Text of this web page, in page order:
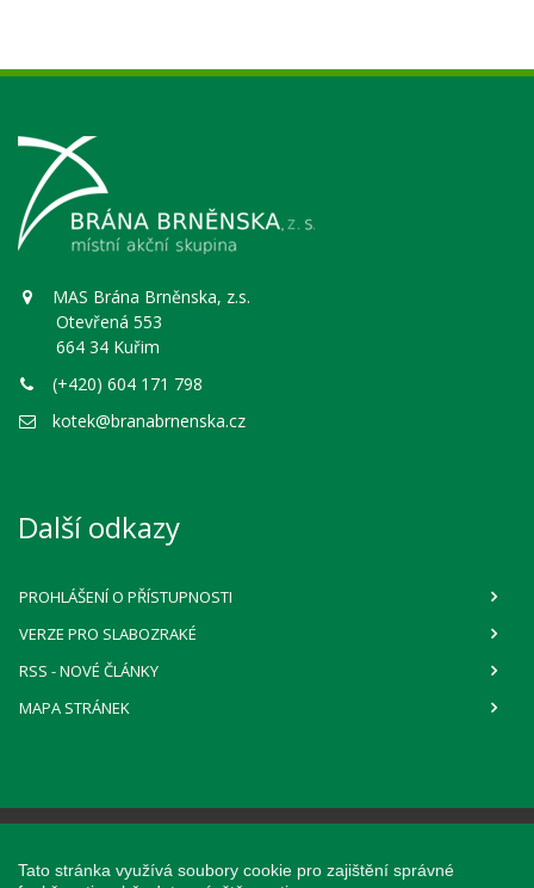
MAS Brána Brněnska, z.s.
Otevřená 553
664 34 Kuřim
(+420) 604 171 798
kotek@branabrnenska.cz
Další odkazy
PROHLÁŠENÍ O PŘÍSTUPNOSTI
VERZE PRO SLABOZRAKÉ
RSS - NOVÉ ČLÁNKY
MAPA STRÁNEK
Webové stránky pro obce a občany
Tato stránka využívá soubory cookie pro zajištění správné